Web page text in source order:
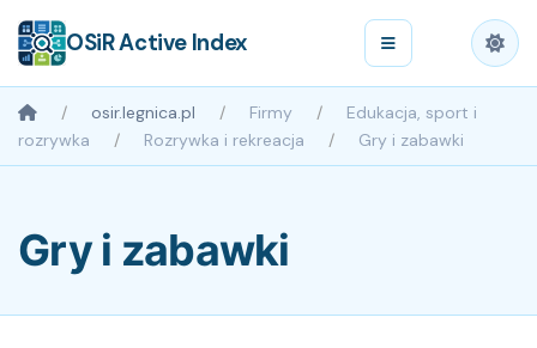
OSiR Active Index
osir.legnica.pl Firmy
Edukacja, sport i
rozrywka
Rozrywka i rekreacja Gry i zabawki
Gry i zabawki